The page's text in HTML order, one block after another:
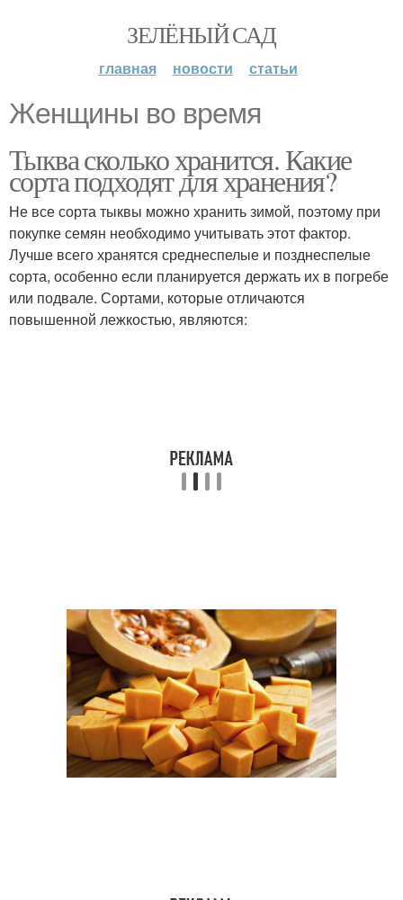
ЗЕЛЁНЫЙ САД
главная новости статьи
Женщины во время
Тыква сколько хранится. Какие
сорта подходят для хранения?
Не все сорта тыквы можно хранить зимой, поэтому при
покупке семян необходимо учитывать этот фактор.
Лучше всего хранятся среднеспелые и позднеспелые
сорта, особенно если планируется держать их в погребе
или подвале. Сортами, которые отличаются
повышенной лежкостью, являются: